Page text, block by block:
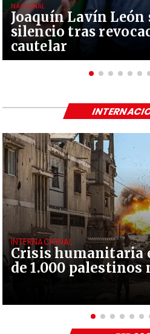
Joaquín Lavín León
silencio tras
cautelar
NACIONAL
Crisis humanitaria
de 1.000 palestinos
INTERNACIONAL